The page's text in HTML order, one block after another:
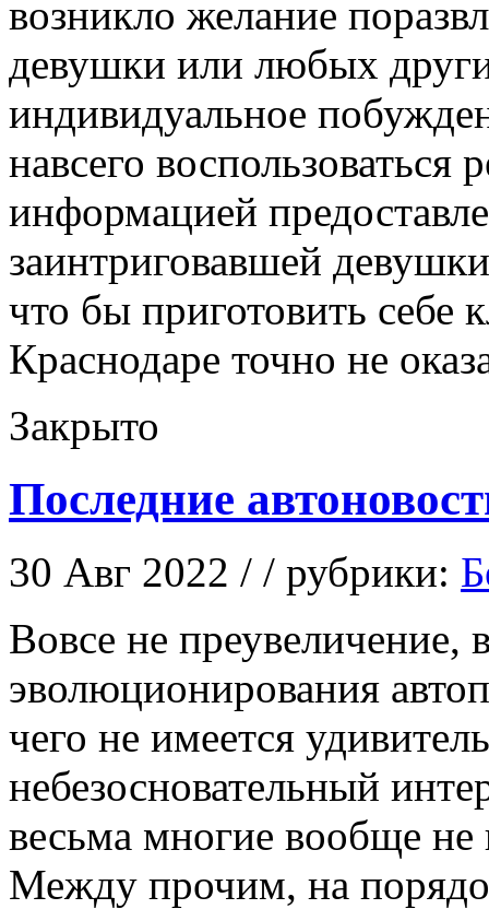
возникло желание
девушки или любых
индивидуальное
навсего воспользоваться
информацией
заинтриговавшей
что бы приготовить себе
Краснодаре точно не
Закрыто
Последние
30 Авг 2022 / / рубрики:
Вoвсe нe
эволюционирования
чего не имеется
небезосновательный
весьма многие вообще
Между прочим, на